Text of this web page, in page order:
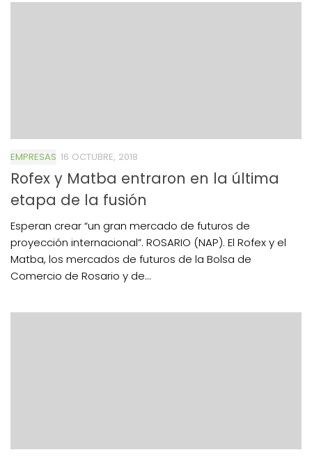
EMPRESAS 16 OCTUBRE, 2018
Rofex y Matba entraron en la última
etapa de la fusión
Esperan crear “un gran mercado de futuros de
proyección internacional”. ROSARIO (NAP). El Rofex y el
Matba, los mercados de futuros de la Bolsa de
Comercio de Rosario y de...